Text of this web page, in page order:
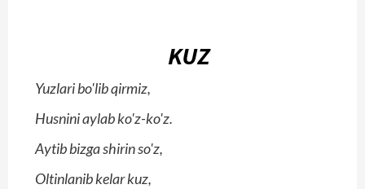
KUZ
Yuzlari bo'lib qirmiz,
Husnini aylab ko'z-ko'z.
Aytib bizga shirin so'z,
Oltinlanib kelar kuz,